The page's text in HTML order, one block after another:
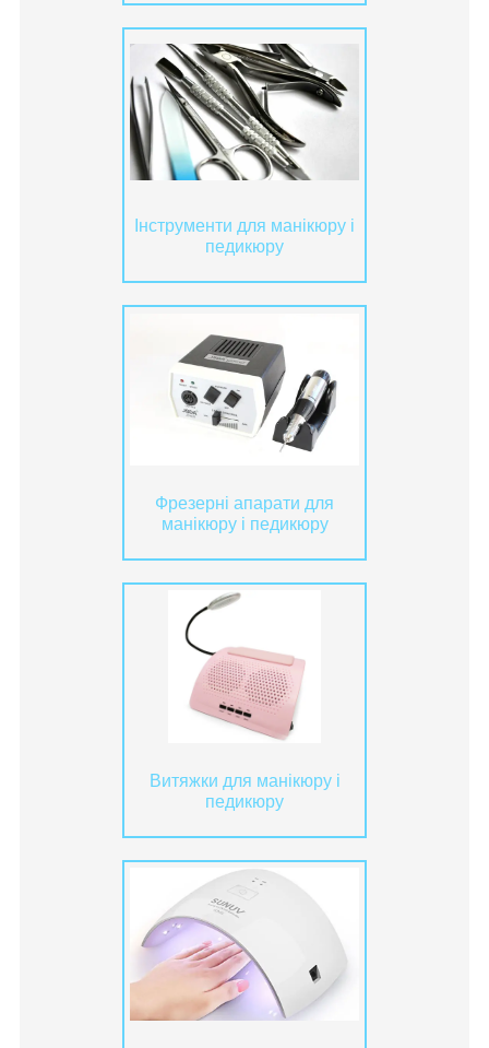
Інструменти для манікюру і
педикюру
Фрезерні апарати для
манікюру і педикюру
Витяжки для манікюру і
педикюру